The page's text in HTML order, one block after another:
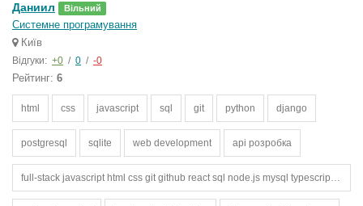
Даниил Вільний
Системне програмування
Київ
Відгуки: +0 / 0 / -0
Рейтинг: 6
html css javascript sql git python django
postgresql sqlite web development api розробка
full-stack javascript html css git github react sql node.js mysql typescript postgresql bootstrap figma rest api